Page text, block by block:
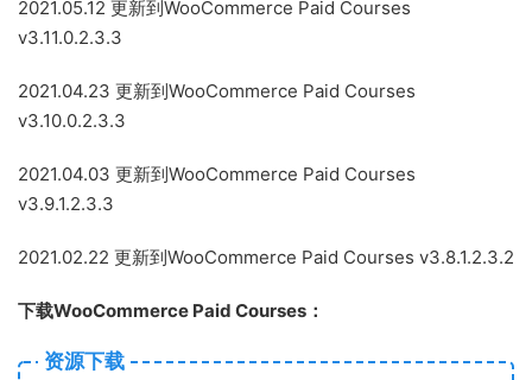
2021.05.12 更新到WooCommerce Paid Courses
v3.11.0.2.3.3
2021.04.23 更新到WooCommerce Paid Courses
v3.10.0.2.3.3
2021.04.03 更新到WooCommerce Paid Courses
v3.9.1.2.3.3
2021.02.22 更新到WooCommerce Paid Courses v3.8.1.2.3.2
下载WooCommerce Paid Courses：
资源下载